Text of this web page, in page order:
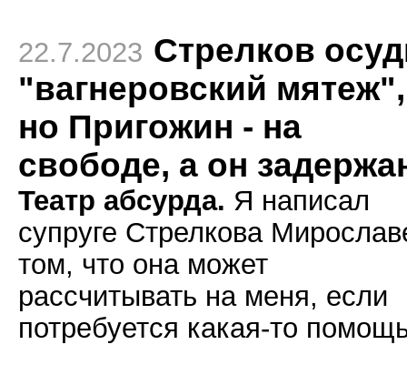
22.7.2023 Стрелков
"вагнеровский мятеж",
но Пригожин - на
свободе, а он
Театр абсурда. Я написал
супруге Стрелкова
том, что она может
рассчитывать на меня, если
потребуется какая-то